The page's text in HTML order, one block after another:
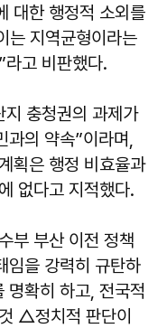
대한 행정적 소외를
는 지역균형이라는
라고 비판했다.
지 충청권의 과제가
과의 약속”이라며,
획은 행정 비효율과
없다고 지적했다.
부 부산 이전 정책
임을 강력히 규탄하
확히 하고, 전국적
△정치적 판단이